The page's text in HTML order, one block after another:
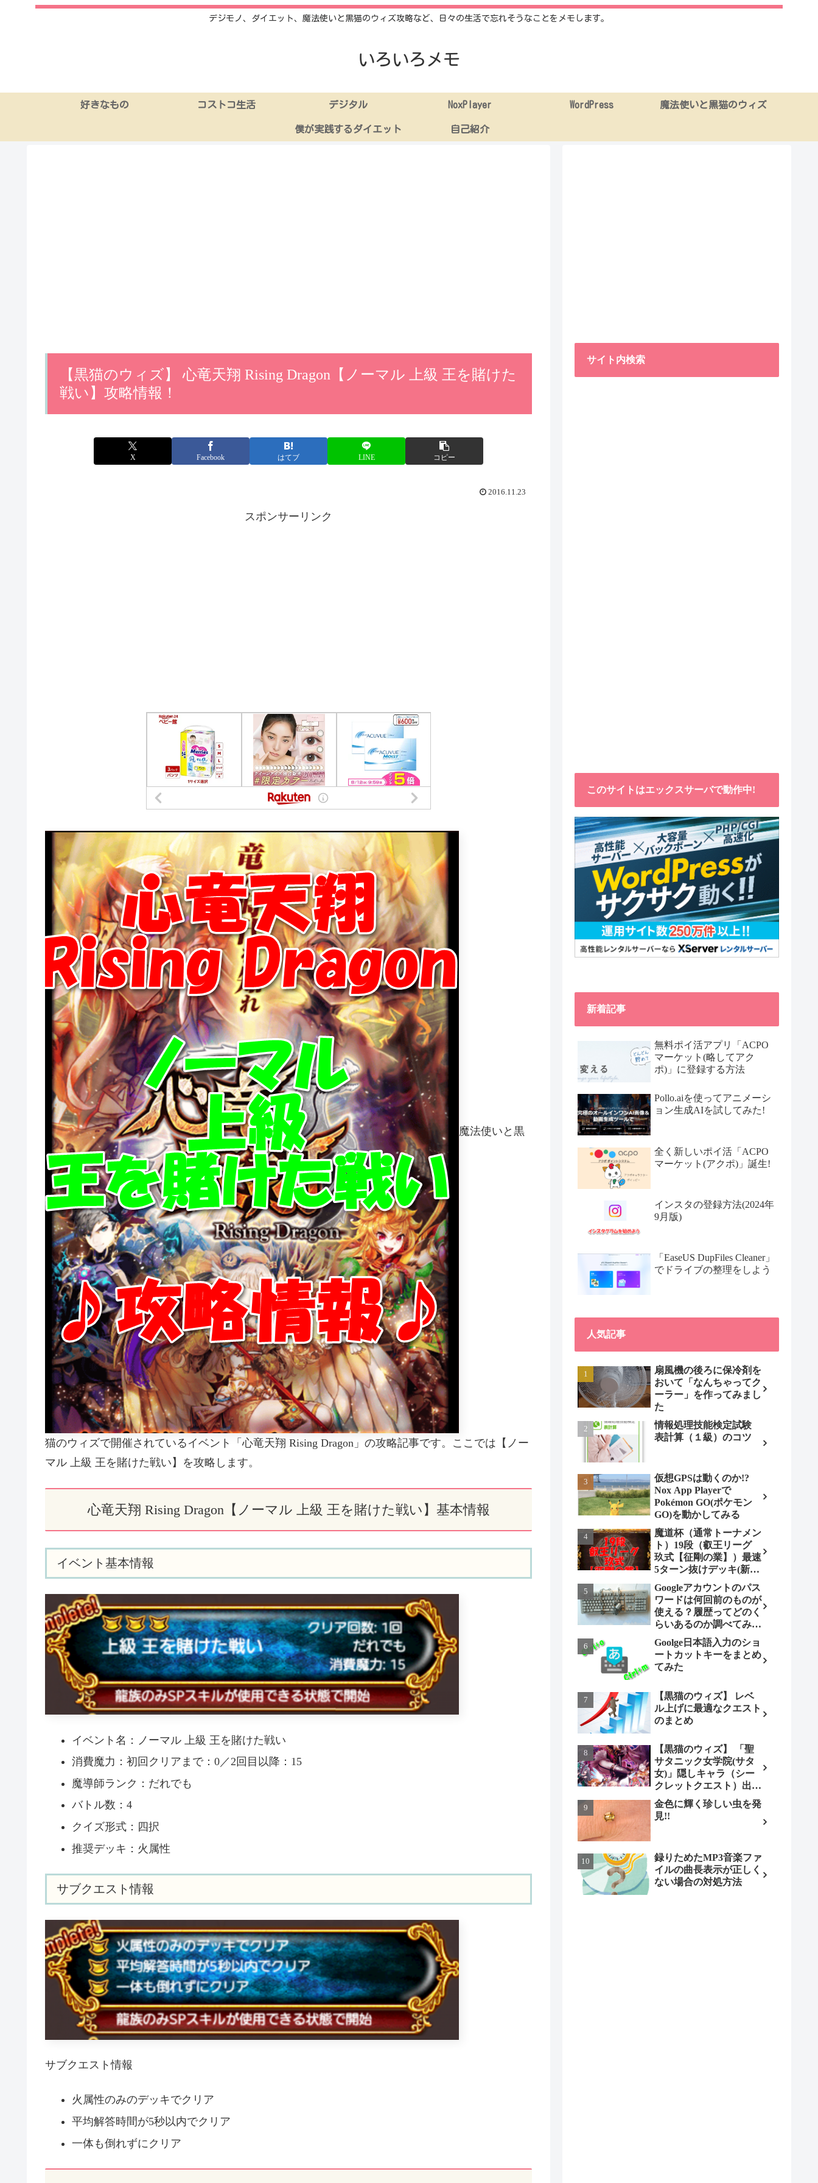
デジモノ、ダイエット、魔法使いと黒猫のウィズ攻略など、日々の生活で忘れそうなことをメモします。
いろいろメモ
好きなもの コストコ生活 デジタル NoxPlayer WordPress 魔法使いと黒猫のウィズ
僕が実践するダイエット 自己紹介
【黒猫のウィズ】 心竜天翔 Rising Dragon【ノーマル 上級 王を賭けた
戦い】攻略情報！
X Facebook はてブ LINE コピー
2016.11.23
スポンサーリンク
魔法使いと黒
猫のウィズで開催されているイベント「心竜天翔 Rising Dragon」の攻略記事です。ここでは【ノー
マル 上級 王を賭けた戦い】を攻略します。
心竜天翔 Rising Dragon【ノーマル 上級 王を賭けた戦い】基本情報
イベント基本情報
イベント名：ノーマル 上級 王を賭けた戦い
消費魔力：初回クリアまで：0／2回目以降：15
魔導師ランク：だれでも
バトル数：4
クイズ形式：四択
推奨デッキ：火属性
サブクエスト情報
サブクエスト情報
火属性のみのデッキでクリア
平均解答時間が5秒以内でクリア
一体も倒れずにクリア
サイト内検索
このサイトはエックスサーバで動作中!
新着記事
無料ポイ活アプリ「ACPO
マーケット(略してアク
ポ)」に登録する方法
Pollo.aiを使ってアニメーシ
ョン生成AIを試してみた!
全く新しいポイ活「ACPO
マーケット(アクポ)」誕生!
インスタの登録方法(2024年
9月版)
「EaseUS DupFiles Cleaner」
でドライブの整理をしよう
人気記事
扇風機の後ろに保冷剤を
おいて「なんちゃってク
ーラー」を作ってみまし
た
情報処理技能検定試験
表計算（１級）のコツ
仮想GPSは動くのか!?
Nox App Playerで
Pokémon GO(ポケモン
GO)を動かしてみる
魔道杯（通常トーナメン
ト）19段（叡王リーグ
玖式【征剛の業】）最速
5ターン抜けデッキ(新パ
ターン)!
Googleアカウントのパス
ワードは何回前のものが
使える？履歴ってどのく
らいあるのか調べてみま
した。
Goolge日本語入力のショ
ートカットキーをまとめ
てみた
【黒猫のウィズ】 レベ
ル上げに最適なクエスト
のまとめ
【黒猫のウィズ】 「聖
サタニック女学院(サタ
女)」隠しキャラ（シー
クレットクエスト）出現
条件とは（ノーマル編）
金色に輝く珍しい虫を発
見!!
録りためたMP3音楽ファ
イルの曲長表示が正しく
ない場合の対処方法